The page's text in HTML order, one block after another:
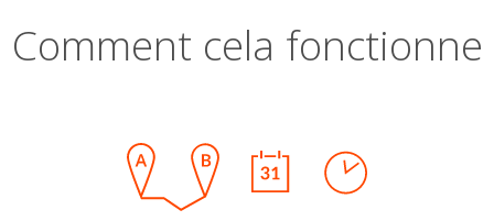
Comment cela fonctionne